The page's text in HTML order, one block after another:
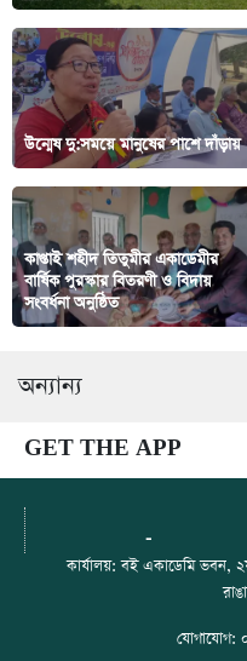
উন্মেষ দু:সময়ে মানুষের পাশে দাঁড়ায়
কাপ্তাই শহীদ তিতুমীর একাডেমীর
বার্ষিক পুরস্কার বিতরণী ও বিদায়
সংবর্ধনা অনুষ্ঠিত
অন্যান্য
GET THE APP
-
কার্যালয়: বই একাডেমি ভবন,
যোগাযোগ: